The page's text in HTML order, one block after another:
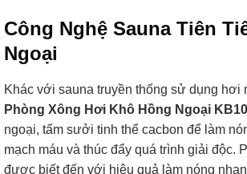
Công Nghệ Sauna Tiên
Ngoại
Khác với sauna truyền thống sử dụng hơi
Phòng Xông Hơi Khô Hồng Ngoại KB10
ngoại, tấm sưởi tinh thể cacbon để làm
mạch máu và thúc đẩy quá trình giải độc.
được biết đến với hiệu quả làm nóng